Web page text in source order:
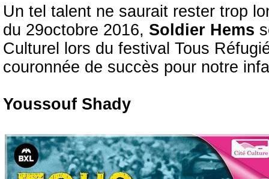
Un tel talent ne saurait rester trop
du 29octobre 2016, Soldier Hems
Culturel lors du festival Tous
couronnée de succès pour notre
Youssouf Shady